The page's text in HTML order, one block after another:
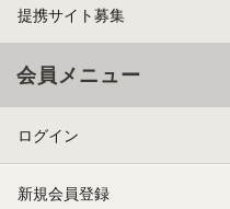
提携サイト募集
会員メニュー
ログイン
新規会員登録